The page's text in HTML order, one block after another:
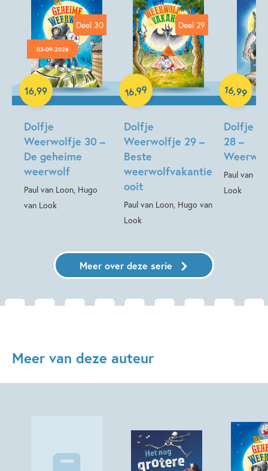
Deel 30
03-09-2026
Dolfje
Weerwolfje 30 –
De geheime
weerwolf
Paul van Loon, Hugo
van Look
16,99
Hardcover
Deel 29
Dolfje
Weerwolfje 29 –
Beste
weerwolfvakantie
ooit
Paul van Loon, Hugo van
Look
16,99
Hardcover
Dolfje
28 –
Paul van
Look
16,99
Hardcover
Meer over deze serie
Meer van deze auteur